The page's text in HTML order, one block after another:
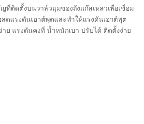
ติดตั้งบนวาล์วมุมของถังแก๊สเหลวเพื่อเชื่อม
ดแรงดันเอาต์พุตและทำให้แรงดันเอาต์พุต
าย แรงดันคงที่ น้ำหนักเบา ปรับได้ ติดตั้งง่าย